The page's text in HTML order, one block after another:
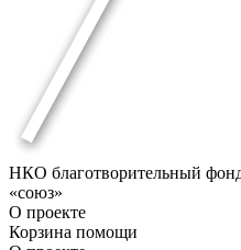
НКО благотворительный
«союз»
О проекте
Корзина помощи